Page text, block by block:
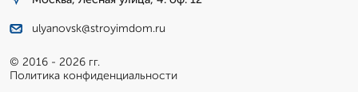
ulyanovsk@stroyimdom.ru
© 2016 - 2026 гг.
Политика конфиденциальности